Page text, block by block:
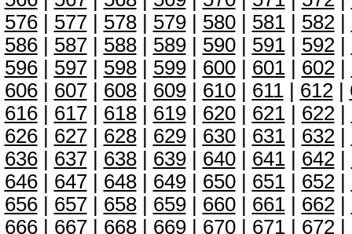
576| 577| 578| 579| 580| 581| 582|
586| 587| 588| 589| 590| 591| 592|
596| 597| 598| 599| 600| 601| 602|
606| 607| 608| 609| 610| 611| 612|
616| 617| 618| 619| 620| 621| 622|
626| 627| 628| 629| 630| 631| 632|
636| 637| 638| 639| 640| 641| 642|
646| 647| 648| 649| 650| 651| 652|
656| 657| 658| 659| 660| 661| 662|
666| 667| 668| 669| 670| 671| 672|